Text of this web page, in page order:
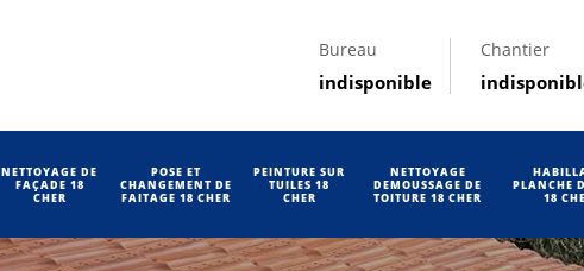
Bureau
indisponible
Chantier
NETTOYAGE DE
FAÇADE 18
CHER
POSE ET
CHANGEMENT DE
FAITAGE 18 CHER
PEINTURE SUR
TUILES 18
CHER
NETTOYAGE
DEMOUSSAGE DE
TOITURE 18 CHER
PLANCHE
18